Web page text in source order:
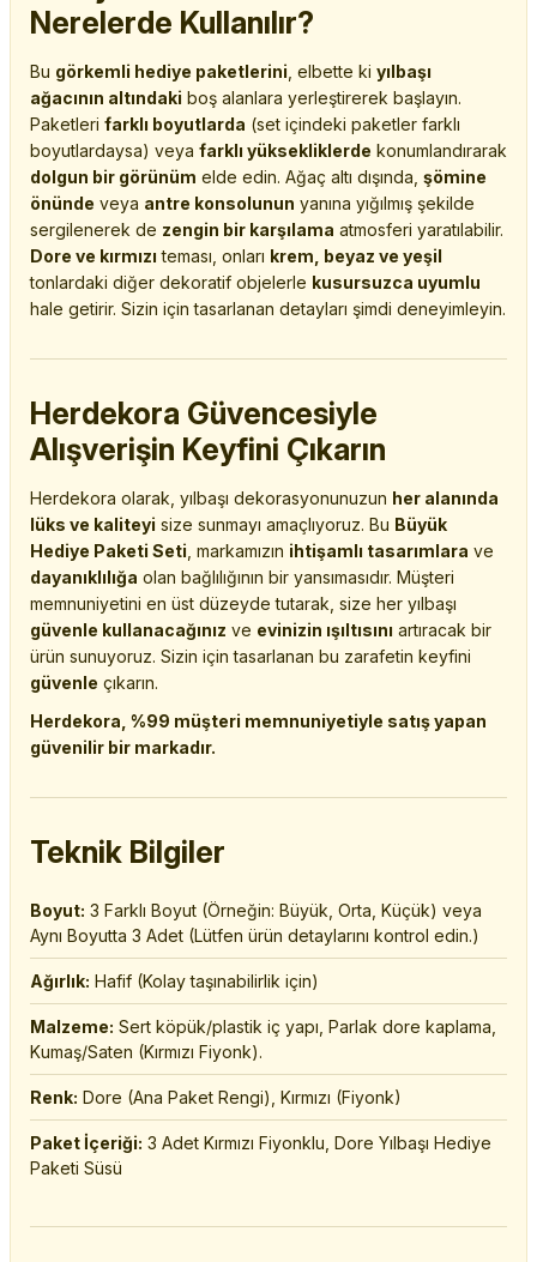
Nerelerde Kullanılır?
Bu görkemli hediye paketlerini , elbette ki yılbaşı
ağacının altındaki boş alanlara yerleştirerek başlayın.
Paketleri farklı boyutlarda (set içindeki paketler farklı
boyutlardaysa) veya farklı yüksekliklerde konumlandırarak
dolgun bir görünüm elde edin. Ağaç altı dışında, şömine
önünde veya antre konsolunun yanına yığılmış şekilde
sergilenerek de zengin bir karşılama atmosferi yaratılabilir.
Dore ve kırmızı teması, onları krem, beyaz ve yeşil
tonlardaki diğer dekoratif objelerle kusursuzca uyumlu
hale getirir. Sizin için tasarlanan detayları şimdi deneyimleyin.
Herdekora Güvencesiyle
Alışverişin Keyfini Çıkarın
Herdekora olarak, yılbaşı dekorasyonunuzun her alanında
lüks ve kaliteyi size sunmayı amaçlıyoruz. Bu Büyük
Hediye Paketi Seti , markamızın ihtişamlı tasarımlara ve
dayanıklılığa olan bağlılığının bir yansımasıdır. Müşteri
memnuniyetini en üst düzeyde tutarak, size her yılbaşı
güvenle kullanacağınız ve evinizin ışıltısını artıracak bir
ürün sunuyoruz. Sizin için tasarlanan bu zarafetin keyfini
güvenle çıkarın.
Herdekora, %99 müşteri memnuniyetiyle satış yapan
güvenilir bir markadır.
Teknik Bilgiler
Boyut: 3 Farklı Boyut (Örneğin: Büyük, Orta, Küçük) veya
Aynı Boyutta 3 Adet (Lütfen ürün detaylarını kontrol edin.)
Ağırlık: Hafif (Kolay taşınabilirlik için)
Malzeme: Sert köpük/plastik iç yapı, Parlak dore kaplama,
Kumaş/Saten (Kırmızı Fiyonk).
Renk: Dore (Ana Paket Rengi), Kırmızı (Fiyonk)
Paket İçeriği: 3 Adet Kırmızı Fiyonklu, Dore Yılbaşı Hediye
Paketi Süsü